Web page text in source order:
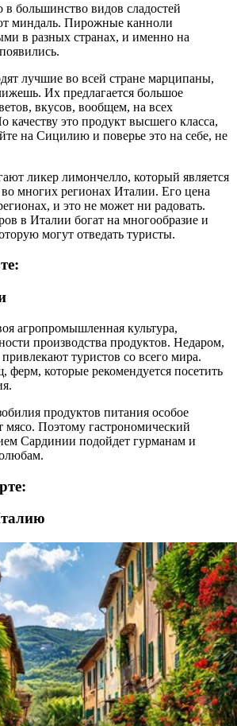
миндаль. Пирожные канноли
в разных странах, и именно на
лучшие во всей стране марципаны,
Их предлагается большое
вкусов, вообщем, на всех
качеству это продукт высшего класса,
на Сицилию и поверье это на себе, не
ликер лимончелло, который является
многих регионах Италии. Его цена
и это не может ни радовать.
в Италии богат на многообразие и
могут отведать туристы.
агропромышленная культура,
производства продуктов. Недаром,
туристов со всего мира.
ферм, которые рекомендуется посетить
мясо. Поэтому гастрономический
Сардинии подойдет гурманам и